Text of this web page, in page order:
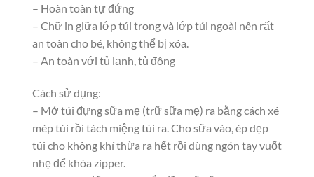
– Hoàn toàn tự đứng
– Chữ in giữa lớp túi trong và lớp túi ngoài nên rất
an toàn cho bé, không thể bị xóa.
– An toàn với tủ lạnh, tủ đông
Cách sử dụng:
– Mở túi đựng sữa mẹ (trữ sữa mẹ) ra bằng cách xé
mép túi rồi tách miệng túi ra. Cho sữa vào, ép dẹp
túi cho không khí thừa ra hết rồi dùng ngón tay vuốt
nhẹ để khóa zipper.